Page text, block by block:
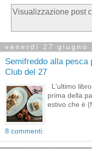
Visualizzazione post
venerdì 27 giugno
Semifreddo alla pesca
Club del 27
L'ultimo
prima della
estivo che è
8 commenti: